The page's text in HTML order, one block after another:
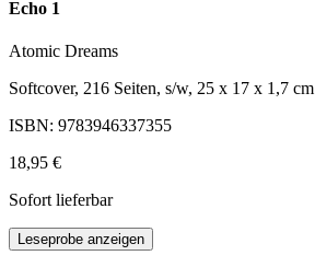
Echo 1
Atomic Dreams
Softcover, 216 Seiten, s/w, 25 x 17 x 1,7 cm
ISBN: 9783946337355
18,95 €
Sofort lieferbar
Leseprobe anzeigen